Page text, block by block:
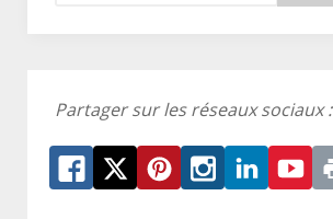
Partager sur les réseaux sociaux :